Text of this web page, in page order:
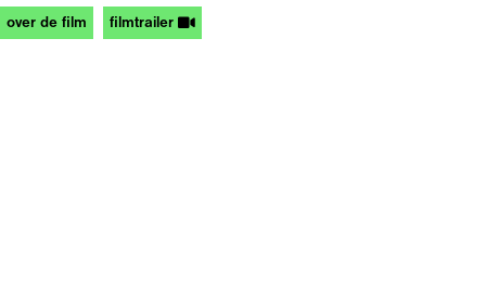
over de film filmtrailer